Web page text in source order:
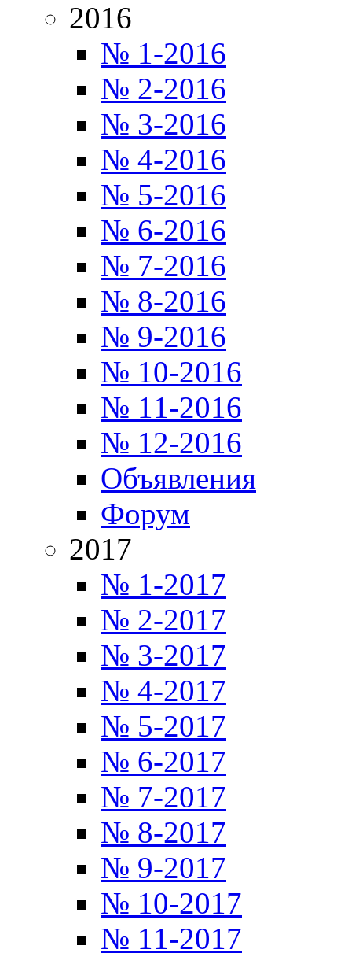
2016
№ 1-2016
№ 2-2016
№ 3-2016
№ 4-2016
№ 5-2016
№ 6-2016
№ 7-2016
№ 8-2016
№ 9-2016
№ 10-2016
№ 11-2016
№ 12-2016
Объявления
Форум
2017
№ 1-2017
№ 2-2017
№ 3-2017
№ 4-2017
№ 5-2017
№ 6-2017
№ 7-2017
№ 8-2017
№ 9-2017
№ 10-2017
№ 11-2017